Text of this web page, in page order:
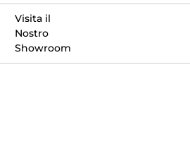
Visita il
Nostro
Showroom
×